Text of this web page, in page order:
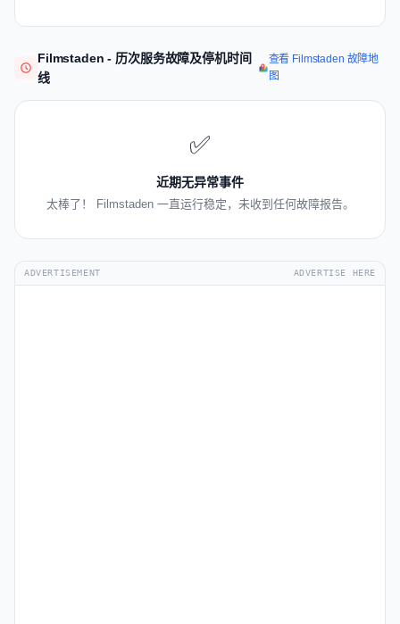
Filmstaden - 历次服务故障及停机时间
线
查看 Filmstaden 故障地
图
✅
近期无异常事件
太棒了！ Filmstaden 一直运行稳定，未收到任何故障报告。
ADVERTISEMENT ADVERTISE HERE